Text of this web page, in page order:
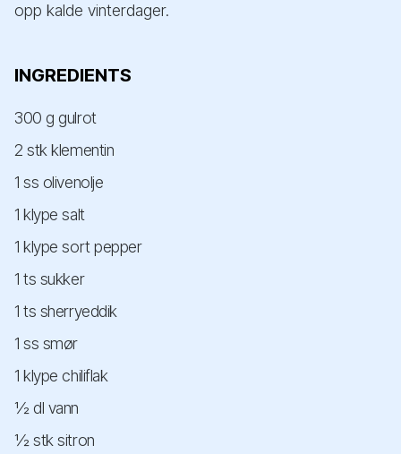
opp kalde vinterdager.
INGREDIENTS
300 g gulrot
2 stk klementin
1 ss olivenolje
1 klype salt
1 klype sort pepper
1 ts sukker
1 ts sherryeddik
1 ss smør
1 klype chiliflak
½ dl vann
½ stk sitron